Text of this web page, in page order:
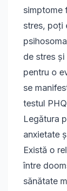
simptome
stres, poți
de stres
pentru o
se
testul
Legătura
anxietate
Există o
între
sănătate